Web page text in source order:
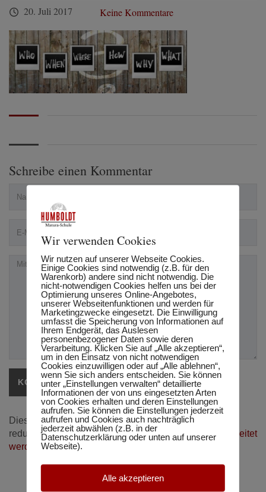
20. Juli 2017 Keine Kommentare
Schreibe einen Kommentar
Diese Website verwendet Akismet, um Spam zu
reduzieren.Erfahre, wie deine Kommentardaten verarbeitet
werden.
Wir verwenden Cookies
Wir nutzen auf unserer Webseite Cookies.
Einige Cookies sind notwendig (z.B. für den
Warenkorb) andere sind nicht notwendig. Die
nicht-notwendigen Cookies helfen uns bei der
Optimierung unseres Online-Angebotes,
unserer Webseitenfunktionen und werden für
Marketingzwecke eingesetzt. Die Einwilligung
umfasst die Speicherung von Informationen auf
Ihrem Endgerät, das Auslesen
personenbezogener Daten sowie deren
Verarbeitung. Klicken Sie auf „Alle akzeptieren“,
um in den Einsatz von nicht notwendigen
Cookies einzuwilligen oder auf „Alle ablehnen“,
wenn Sie sich anders entscheiden. Sie können
unter „Einstellungen verwalten“ detaillierte
Informationen der von uns eingesetzten Arten
von Cookies erhalten und deren Einstellungen
aufrufen. Sie können die Einstellungen jederzeit
aufrufen und Cookies auch nachträglich
jederzeit abwählen (z.B. in der
Datenschutzerklärung oder unten auf unserer
Webseite).
Alle akzeptieren